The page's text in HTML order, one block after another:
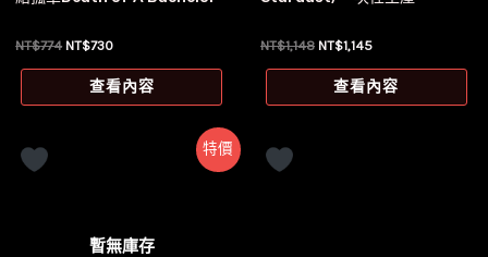
NT$774 原
格：
NT$730目
價
格：
查看內容
NT$1,148 原
格：
NT$1,145目
價
格：
查看內容
特價
暫無庫存